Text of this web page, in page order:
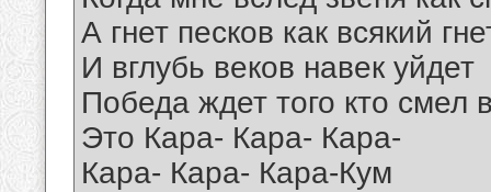
А гнет песков как всякий
И вглубь веков навек уйдет
Победа ждет того кто смел
Это Кара- Кара- Кара-
Кара- Кара- Кара-Кум